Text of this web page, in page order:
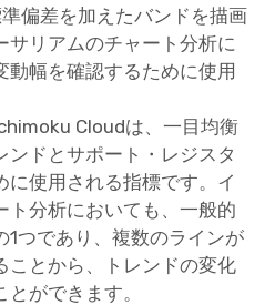
偏差を加えたバンドを描画
サリアムのチャート分析に
動幅を確認するために使用
Cloudは、一目均衡
ンドとサポート・レジスタ
に使用される指標です。イ
ト分析においても、一般的
1つであり、複数のラインが
ことから、トレンドの変化
ができます。